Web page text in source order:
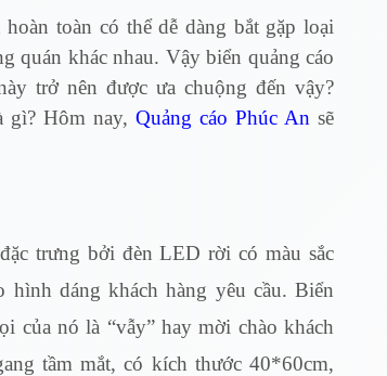
toàn có thể dễ dàng bắt gặp loại
quán khác nhau. Vậy biển quảng cáo
trở nên được ưa chuộng đến vậy?
gì? Hôm nay,QUẢNG CÁO PHÚC AN sẽ
trưng bởi đèn LED rời có màu sắc
dáng khách hàng yêu cầu. Biển
của nó là “vẫy” hay mời chào khách
tầm mắt, có kích thước 40*60cm,